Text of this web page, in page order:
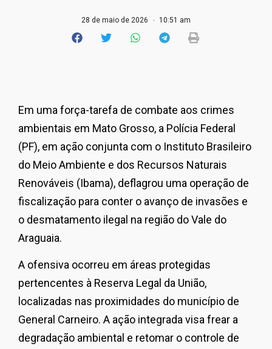
28 de maio de 2026 10:51 am
Em uma força-tarefa de combate aos crimes
ambientais em Mato Grosso, a Polícia Federal
(PF), em ação conjunta com o Instituto Brasileiro
do Meio Ambiente e dos Recursos Naturais
Renováveis (Ibama), deflagrou uma operação de
fiscalização para conter o avanço de invasões e
o desmatamento ilegal na região do Vale do
Araguaia.
A ofensiva ocorreu em áreas protegidas
pertencentes à Reserva Legal da União,
localizadas nas proximidades do município de
General Carneiro. A ação integrada visa frear a
degradação ambiental e retomar o controle de